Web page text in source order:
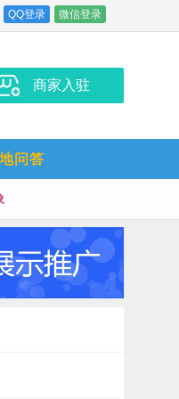
QQ登录 微信登录
商家入驻
问答